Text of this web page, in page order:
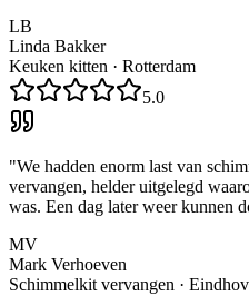
LB
Linda Bakker
Keuken kitten · Rotterdam
5.0
"We hadden enorm last van
vervangen, helder uitgelegd
was. Een dag later weer kunnen
MV
Mark Verhoeven
Schimmelkit vervangen ·